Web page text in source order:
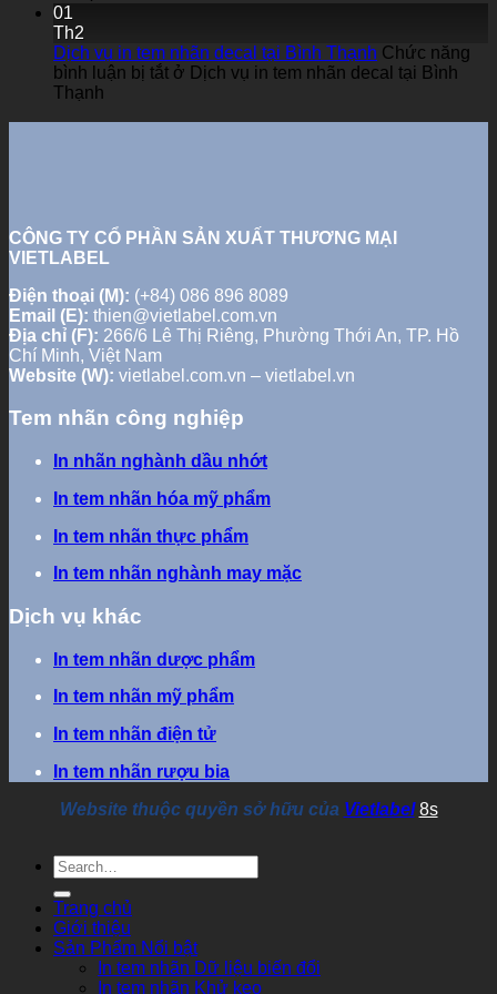
01
Th2
Dịch vụ in tem nhãn decal tại Bình Thạnh Chức năng
bình luận bị tắt ở Dịch vụ in tem nhãn decal tại Bình
Thạnh
CÔNG TY CỔ PHẦN SẢN XUẤT THƯƠNG MẠI
VIETLABEL
Điện thoại (M): (+84) 086 896 8089
Email (E): thien@vietlabel.com.vn
Địa chỉ (F): 266/6 Lê Thị Riêng, Phường Thới An, TP. Hồ
Chí Minh, Việt Nam
Website (W): vietlabel.com.vn – vietlabel.vn
Tem nhãn công nghiệp
In nhãn nghành dầu nhớt
In tem nhãn hóa mỹ phẩm
In tem nhãn thực phẩm
In tem nhãn nghành may mặc
Dịch vụ khác
In tem nhãn dược phẩm
In tem nhãn mỹ phẩm
In tem nhãn điện tử
In tem nhãn rượu bia
Website thuộc quyền sở hữu của Vietlabel 8s
Trang chủ
Giới thiệu
Sản Phẩm Nổi bật
In tem nhãn Dữ liệu biến đổi
In tem nhãn Khử keo